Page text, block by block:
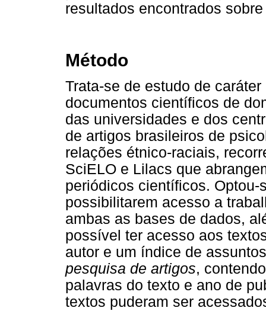
resultados encontrados
Método
Trata-se de estudo de
documentos científicos de
das universidades e dos
de artigos brasileiros de
relações étnico-raciais,
SciELO e Lilacs que
periódicos científicos.
possibilitarem acesso a
ambas as bases de dados,
possível ter acesso aos
autor e um índice de
pesquisa de artigos,
palavras do texto e ano de
textos puderam ser